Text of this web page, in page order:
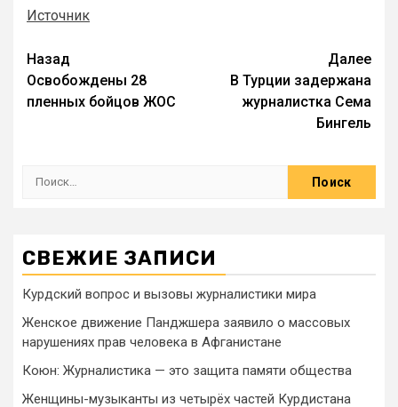
Источник
Назад
Освобождены 28
пленных бойцов ЖОС
Далее
В Турции задержана
журналистка Сема
Бингель
СВЕЖИЕ ЗАПИСИ
Курдский вопрос и вызовы журналистики мира
Женское движение Панджшера заявило о массовых
нарушениях прав человека в Афганистане
Коюн: Журналистика — это защита памяти общества
Женщины-музыканты из четырёх частей Курдистана